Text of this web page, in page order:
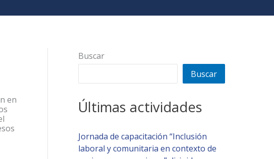
en
Buscar
Buscar
Últimas actividades
Jornada de capacitación “Inclusión
laboral y comunitaria en contexto de